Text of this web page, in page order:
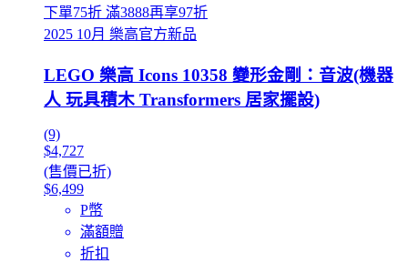
下單75折 滿3888再享97折
2025 10月 樂高官方新品
LEGO 樂高 Icons 10358 變形金剛：音波(機器
人 玩具積木 Transformers 居家擺設)
(9)
$4,727
(售價已折)
$6,499
P幣
滿額贈
折扣